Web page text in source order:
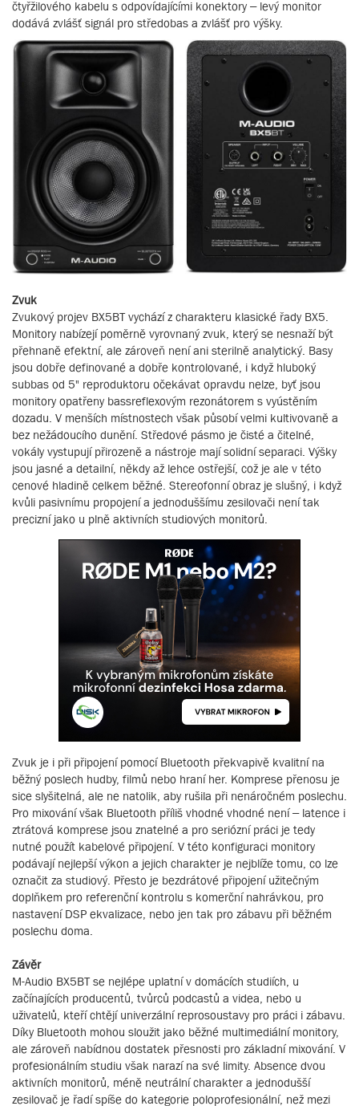
čtyřžilového kabelu s odpovídajícími konektory – levý monitor
dodává zvlášť signál pro středobas a zvlášť pro výšky.
Zvuk
Zvukový projev BX5BT vychází z charakteru klasické řady BX5.
Monitory nabízejí poměrně vyrovnaný zvuk, který se nesnaží být
přehnaně efektní, ale zároveň není ani sterilně analytický. Basy
jsou dobře definované a dobře kontrolované, i když hluboký
subbas od 5" reproduktoru očekávat opravdu nelze, byť jsou
monitory opatřeny bassreflexovým rezonátorem s vyústěním
dozadu. V menších místnostech však působí velmi kultivovaně a
bez nežádoucího dunění. Středové pásmo je čisté a čitelné,
vokály vystupují přirozeně a nástroje mají solidní separaci. Výšky
jsou jasné a detailní, někdy až lehce ostřejší, což je ale v této
cenové hladině celkem běžné. Stereofonní obraz je slušný, i když
kvůli pasivnímu propojení a jednoduššímu zesilovači není tak
precizní jako u plně aktivních studiových monitorů.
Zvuk je i při připojení pomocí Bluetooth překvapivě kvalitní na
běžný poslech hudby, filmů nebo hraní her. Komprese přenosu je
sice slyšitelná, ale ne natolik, aby rušila při nenáročném poslechu.
Pro mixování však Bluetooth příliš vhodné vhodné není – latence i
ztrátová komprese jsou znatelné a pro seriózní práci je tedy
nutné použít kabelové připojení. V této konfiguraci monitory
podávají nejlepší výkon a jejich charakter je nejblíže tomu, co lze
označit za studiový. Přesto je bezdrátové připojení užitečným
doplňkem pro referenční kontrolu s komerční nahrávkou, pro
nastavení DSP ekvalizace, nebo jen tak pro zábavu při běžném
poslechu doma.
Závěr
M-Audio BX5BT se nejlépe uplatní v domácích studiích, u
začínajících producentů, tvůrců podcastů a videa, nebo u
uživatelů, kteří chtějí univerzální reprosoustavy pro práci i zábavu.
Díky Bluetooth mohou sloužit jako běžné multimediální monitory,
ale zároveň nabídnou dostatek přesnosti pro základní mixování. V
profesionálním studiu však narazí na své limity. Absence dvou
aktivních monitorů, méně neutrální charakter a jednodušší
zesilovač je řadí spíše do kategorie poloprofesionální, než mezi